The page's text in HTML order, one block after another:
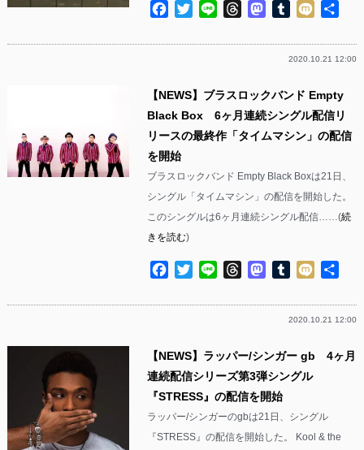
Facebook
TwitterLine ThreadsMastodon
Tumblr
Mixi
2020.10.21 12:00
【NEWS】ブラスロックバンド Empty
Black Box 6ヶ月連続シングル配信リ
リースの最終作「タイムマシン」の配信
を開始
ブラスロックバンド Empty Black Boxは21日、
シングル「タイムマシン」の配信を開始した。
このシングルは6ヶ月連続シングル配信……(続
きを読む)
Facebook
TwitterLine ThreadsMastodon
Tumblr
Mixi
2020.10.21 12:00
【NEWS】ラッパー/シンガー gb 4ヶ月
連続配信シリーズ第3弾シングル
『STRESS』の配信を開始
ラッパー/シンガーのgbは21日、シングル
『STRESS』の配信を開始した。 Kool & the